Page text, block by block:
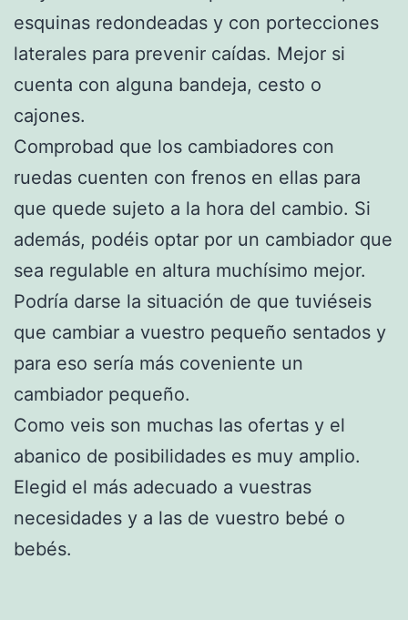
esquinas redondeadas y con portecciones
laterales para prevenir caídas. Mejor si
cuenta con alguna bandeja, cesto o
cajones.
Comprobad que los cambiadores con
ruedas cuenten con frenos en ellas para
que quede sujeto a la hora del cambio. Si
además, podéis optar por un cambiador que
sea regulable en altura muchísimo mejor.
Podría darse la situación de que tuviéseis
que cambiar a vuestro pequeño sentados y
para eso sería más coveniente un
cambiador pequeño.
Como veis son muchas las ofertas y el
abanico de posibilidades es muy amplio.
Elegid el más adecuado a vuestras
necesidades y a las de vuestro bebé o
bebés.